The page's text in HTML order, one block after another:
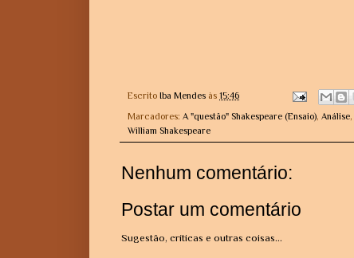
Escrito Iba Mendes às 15:46
Marcadores: A "questão" Shakespeare (Ensaio), Análise,
William Shakespeare
Nenhum comentário:
Postar um comentário
Sugestão, críticas e outras coisas...